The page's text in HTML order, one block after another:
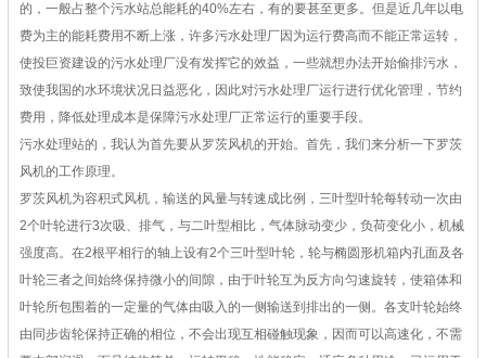
的，一般占整个污水站总能耗的40%左右，有的要甚至更多。但是近几年以电
费为主的能耗费用不断上涨，许多污水处理厂因为运行费高而不能正常运转，
使投巨资建设的污水处理厂没有发挥它的效益，一些就想办法开始偷排污水，
致使我国的水环境状况日益恶化，因此对污水处理厂运行进行优化管理，节约
费用，降低处理成本是保障污水处理厂正常运行的重要手段。
污水处理站的，我认为首先要从罗茨风机的开始。首先，我们来分析一下罗茨
风机的工作原理。
罗茨风机为容积式风机，输送的风量与转速成比例，三叶型叶轮每转动一次由
2个叶轮进行3次吸、排气，与二叶型相比，气体脉动变少，负荷变化小，机械
强度高。在2根平相行的轴上设有2个三叶型叶轮，轮与椭圆形机箱内孔面及各
叶轮三者之间始终保持微小的间隙，由于叶轮互为反方向匀速旋转，使箱体和
叶轮所包围着的一定量的气体由吸入的一侧输送到排出的一侧。各支叶轮始终
由同步齿轮保持正确的相位，不会出现互相碰触现象，因而可以高速化，不需